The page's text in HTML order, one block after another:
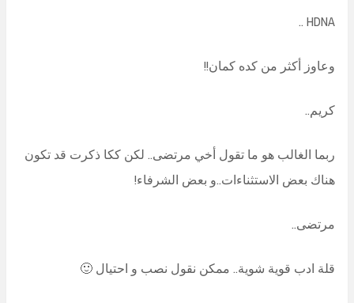
HDNA ..
وعاوز أكثر من كده كمان!!
كريم..
ربما الغالب هو ما تقول أخي مرتضى.. لكن ككا ذكرت قد تكون
هناك بعض الاستثناءات..و بعض الشرفاء!
مرتضى..
قلة ادب قوية شوية.. ممكن نقول نصب و احتيال 🙂